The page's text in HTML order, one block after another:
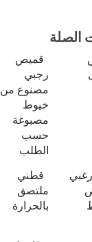
الصلة
قميص
رجبي
مصنوع من
خيوط
مصبوغة
حسب
الطلب
قطني
ملتصق
بالحرارة